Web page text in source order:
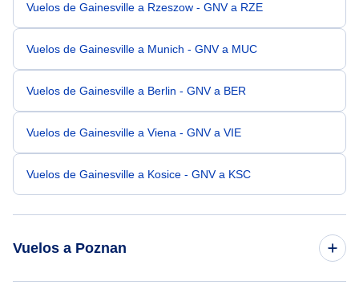
Vuelos de Gainesville a Rzeszow - GNV a RZE
Vuelos de Gainesville a Munich - GNV a MUC
Vuelos de Gainesville a Berlin - GNV a BER
Vuelos de Gainesville a Viena - GNV a VIE
Vuelos de Gainesville a Kosice - GNV a KSC
Vuelos a Poznan